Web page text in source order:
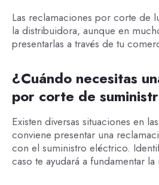
Las reclamaciones por corte de
la distribuidora, aunque en
presentarlas a través de tu
¿Cuándo necesitas
por corte de
Existen diversas situaciones en
conviene presentar una
con el suministro eléctrico.
caso te ayudará a fundamentar